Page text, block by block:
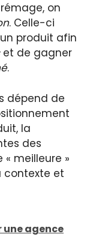
on
. Celle-ci
produit afin
et de gagner
.
dépend de
la
des
« meilleure »
contexte et
agence